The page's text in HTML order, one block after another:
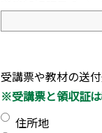
受講票や教材の送
※受講票と領収証は
住所地